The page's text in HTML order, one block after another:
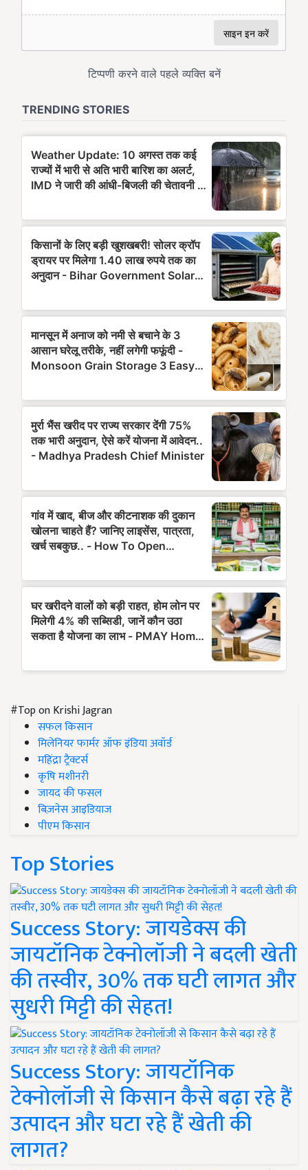
#Top on Krishi Jagran
सफल किसान
मिलेनियर फार्मर ऑफ इंडिया अवॉर्ड
महिंद्रा ट्रैक्टर्स
कृषि मशीनरी
जायद की फसल
बिज़नेस आइडियाज
पीएम किसान
Top Stories
Success Story: जायडेक्स की
जायटॉनिक टेक्नोलॉजी ने बदली खेती
की तस्वीर, 30% तक घटी लागत और
सुधरी मिट्टी की सेहत!
Success Story: जायटॉनिक
टेक्नोलॉजी से किसान कैसे बढ़ा रहे हैं
उत्पादन और घटा रहे हैं खेती की
लागत?